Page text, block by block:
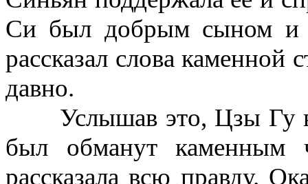
Си был добрым сыном и
рассказал слова каменной
давно.
Услышав это, Цзы Гу
был обманут каменным
рассказала всю правду.